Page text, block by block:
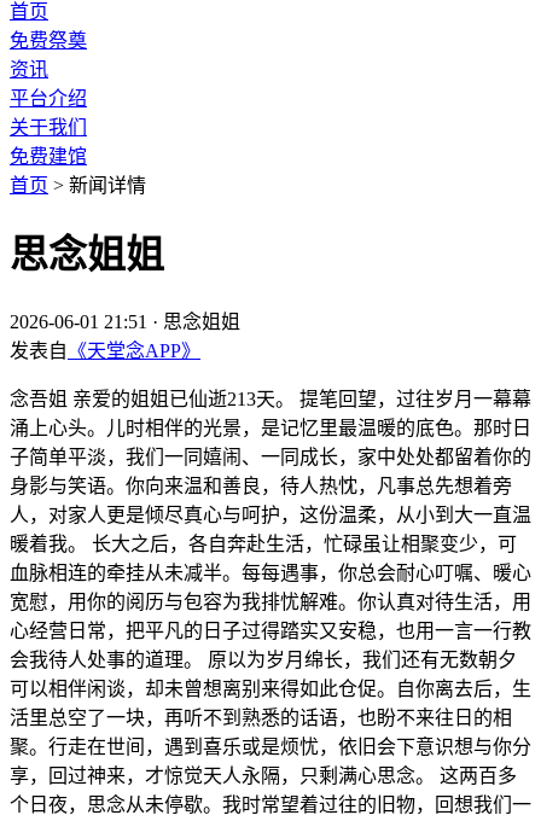
首页
免费祭奠
资讯
平台介绍
关于我们
免费建馆
首页 > 新闻详情
思念姐姐
2026-06-01 21:51 · 思念姐姐
发表自 《天堂念APP》
念吾姐 亲爱的姐姐已仙逝213天。 提笔回望，过往岁月一幕幕
涌上心头。儿时相伴的光景，是记忆里最温暖的底色。那时日
子简单平淡，我们一同嬉闹、一同成长，家中处处都留着你的
身影与笑语。你向来温和善良，待人热忱，凡事总先想着旁
人，对家人更是倾尽真心与呵护，这份温柔，从小到大一直温
暖着我。 长大之后，各自奔赴生活，忙碌虽让相聚变少，可
血脉相连的牵挂从未减半。每每遇事，你总会耐心叮嘱、暖心
宽慰，用你的阅历与包容为我排忧解难。你认真对待生活，用
心经营日常，把平凡的日子过得踏实又安稳，也用一言一行教
会我待人处事的道理。 原以为岁月绵长，我们还有无数朝夕
可以相伴闲谈，却未曾想离别来得如此仓促。自你离去后，生
活里总空了一块，再听不到熟悉的话语，也盼不来往日的相
聚。行走在世间，遇到喜乐或是烦忧，依旧会下意识想与你分
享，回过神来，才惊觉天人永隔，只剩满心思念。 这两百多
个日夜，思念从未停歇。我时常望着过往的旧物，回想我们一